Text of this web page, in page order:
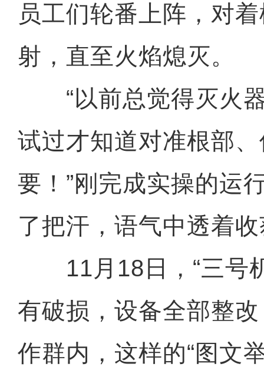
员工们轮番上阵，对
射，直至火焰熄灭。
“以前总觉得灭火器
试过才知道对准根部
要！”刚完成实操的运
了把汗，语气中透着
11月18日，“三号
有破损，设备全部整
作群内，这样的“图文